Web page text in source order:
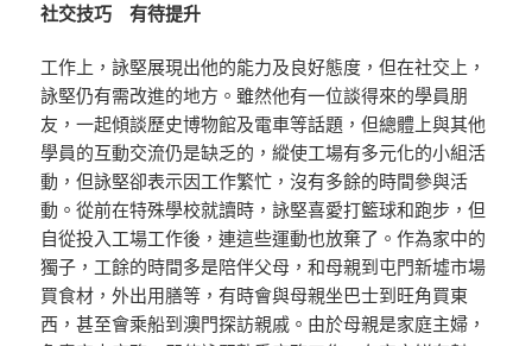
社交技巧 有待提升
工作上，詠堅展現出他的能力及良好態度，但在社交上，
詠堅仍有需改進的地方。雖然他有一位談得來的學員朋
友，一起傾談歷史博物館及電車等話題，但總體上與其他
學員的互動交流仍是缺乏的，縱使工場有多元化的小組活
動，但詠堅卻表示因工作繁忙，沒有多餘的時間參與活
動。從前在特殊學校就讀時，詠堅喜愛打籃球和跑步，但
自從投入工場工作後，連這些運動也放棄了。作為家中的
獨子，工餘的時間多是陪伴父母，和母親到屯門新墟市場
買食材，外出用膳等，有時會與母親坐巴士到旺角買東
西，甚至會乘船到澳門探訪親戚。由於母親是家庭主婦，